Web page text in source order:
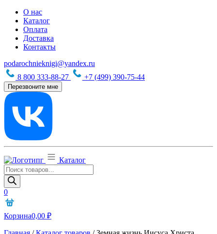
О нас
Каталог
Оплата
Доставка
Контакты
podarochnieknigi@yandex.ru
8 800 333-88-27
+7 (499) 390-75-44
Перезвоните мне
Каталог
Поиск
товаров
0
Корзина0,00 ₽